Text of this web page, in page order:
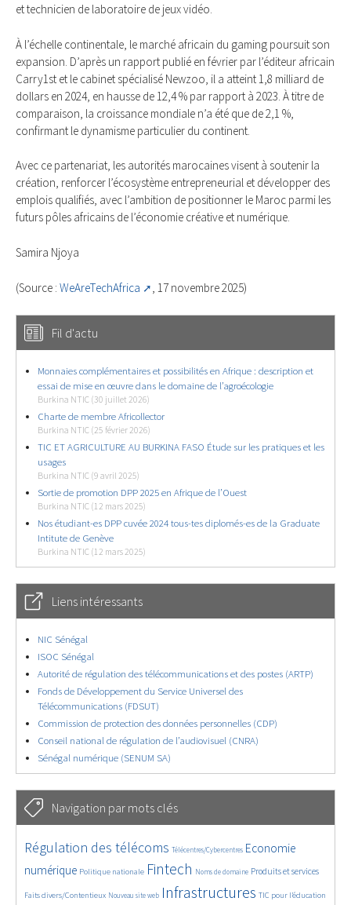
et technicien de laboratoire de jeux vidéo.
À l’échelle continentale, le marché africain du gaming poursuit son
expansion. D’après un rapport publié en février par l’éditeur africain
Carry1st et le cabinet spécialisé Newzoo, il a atteint 1,8 milliard de
dollars en 2024, en hausse de 12,4 % par rapport à 2023. À titre de
comparaison, la croissance mondiale n’a été que de 2,1 %,
confirmant le dynamisme particulier du continent.
Avec ce partenariat, les autorités marocaines visent à soutenir la
création, renforcer l’écosystème entrepreneurial et développer des
emplois qualifiés, avec l’ambition de positionner le Maroc parmi les
futurs pôles africains de l’économie créative et numérique.
Samira Njoya
(Source : WeAreTechAfrica , 17 novembre 2025)
Fil d'actu
Monnaies complémentaires et possibilités en Afrique : description et
essai de mise en œuvre dans le domaine de l’agroécologie
Burkina NTIC (30 juillet 2026)
Charte de membre Africollector
Burkina NTIC (25 février 2026)
TIC ET AGRICULTURE AU BURKINA FASO Étude sur les pratiques et les
usages
Burkina NTIC (9 avril 2025)
Sortie de promotion DPP 2025 en Afrique de l’Ouest
Burkina NTIC (12 mars 2025)
Nos étudiant-es DPP cuvée 2024 tous-tes diplomés-es de la Graduate
Intitute de Genève
Burkina NTIC (12 mars 2025)
Liens intéressants
NIC Sénégal
ISOC Sénégal
Autorité de régulation des télécommunications et des postes (ARTP)
Fonds de Développement du Service Universel des
Télécommunications (FDSUT)
Commission de protection des données personnelles (CDP)
Conseil national de régulation de l’audiovisuel (CNRA)
Sénégal numérique (SENUM SA)
Navigation par mots clés
4644/5694
Régulation des télécoms
415/5694 Télécentres/Cybercentres
3657/5694
Economie
numérique
1877/5694 Politique nationale
5281/5694 Fintech
700/5694 Noms de domaine
2368/5694 Produits et services
1550/5694
Faits divers/Contentieux Nouveau site web Infrastructures TIC pour l’éducation